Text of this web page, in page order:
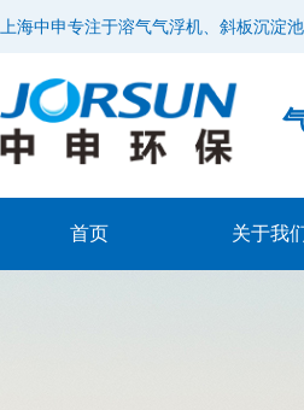
上海中申专注于溶气气浮机、斜板沉淀
首页 关于我